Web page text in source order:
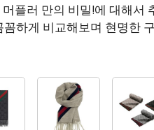
플러 만의 비밀!에 대해서
하게 비교해보며 현명한